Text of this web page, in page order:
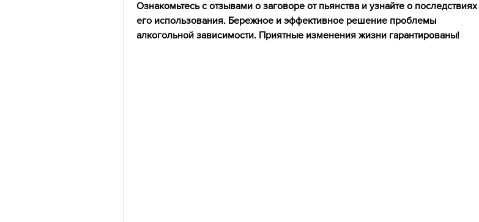
Ознакомьтесь с отзывами о заговоре от пьянства и узнайте о последствиях
его использования. Бережное и эффективное решение проблемы
алкогольной зависимости. Приятные изменения жизни гарантированы!